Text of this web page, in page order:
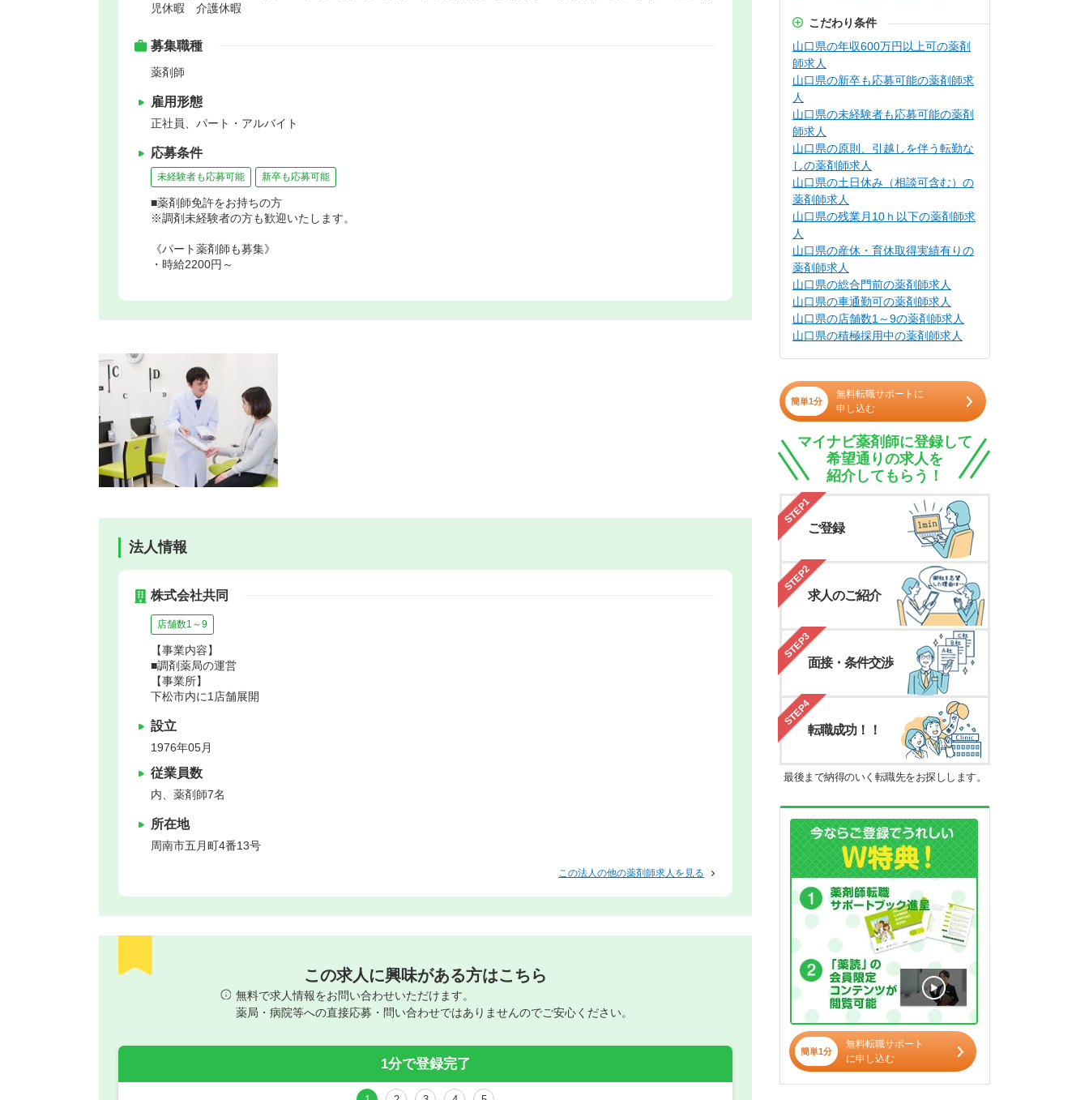
児休暇 介護休暇
募集職種
薬剤師
雇用形態
正社員、パート・アルバイト
応募条件
未経験者も応募可能 新卒も応募可能
■薬剤師免許をお持ちの方
※調剤未経験者の方も歓迎いたします。
《パート薬剤師も募集》
・時給2200円～
法人情報
株式会社共同
店舗数1～9
【事業内容】
■調剤薬局の運営
【事業所】
下松市内に1店舗展開
設立
1976年05月
従業員数
内、薬剤師7名
所在地
周南市五月町4番13号
この法人の他の薬剤師求人を見る
この求人に興味がある方はこちら
無料で求人情報をお問い合わせいただけます。
薬局・病院等への直接応募・問い合わせではありませんのでご安心ください。
1分で登録完了
こだわり条件
山口県の年収600万円以上可の薬剤
師求人
山口県の新卒も応募可能の薬剤師求
人
山口県の未経験者も応募可能の薬剤
師求人
山口県の原則、引越しを伴う転勤な
しの薬剤師求人
山口県の土日休み（相談可含む）の
薬剤師求人
山口県の残業月10ｈ以下の薬剤師求
人
山口県の産休・育休取得実績有りの
薬剤師求人
山口県の総合門前の薬剤師求人
山口県の車通勤可の薬剤師求人
山口県の店舗数1～9の薬剤師求人
山口県の積極採用中の薬剤師求人
簡単1分
無料転職サポートに
申し込む
マイナビ薬剤師に登録して
希望通りの求人を
紹介してもらう！
STEP1
ご登録
STEP2
求人のご紹介
STEP3
面接・条件交渉
STEP4
転職成功！！
最後まで納得のいく転職先をお探しします。
簡単1分
無料転職サポート
に申し込む